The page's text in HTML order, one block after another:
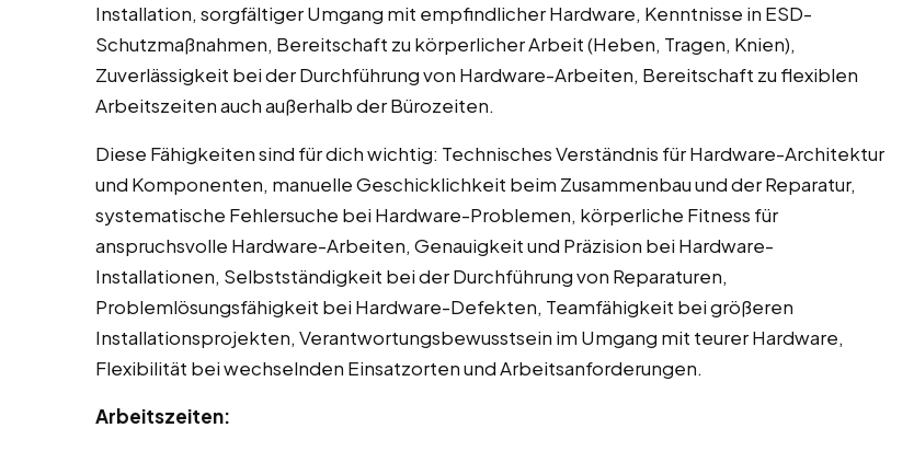
Installation, sorgfältiger Umgang mit empfindlicher Hardware, Kenntnisse in ESD-
Schutzmaßnahmen, Bereitschaft zu körperlicher Arbeit (Heben, Tragen, Knien),
Zuverlässigkeit bei der Durchführung von Hardware-Arbeiten, Bereitschaft zu flexiblen
Arbeitszeiten auch außerhalb der Bürozeiten.
Diese Fähigkeiten sind für dich wichtig: Technisches Verständnis für Hardware-Architektur
und Komponenten, manuelle Geschicklichkeit beim Zusammenbau und der Reparatur,
systematische Fehlersuche bei Hardware-Problemen, körperliche Fitness für
anspruchsvolle Hardware-Arbeiten, Genauigkeit und Präzision bei Hardware-
Installationen, Selbstständigkeit bei der Durchführung von Reparaturen,
Problemlösungsfähigkeit bei Hardware-Defekten, Teamfähigkeit bei größeren
Installationsprojekten, Verantwortungsbewusstsein im Umgang mit teurer Hardware,
Flexibilität bei wechselnden Einsatzorten und Arbeitsanforderungen.
Arbeitszeiten: